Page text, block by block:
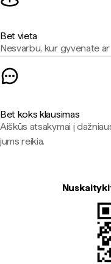
Bet vieta
Nesvarbu, kur gyvenate
Bet koks klausimas
Aiškūs atsakymai į
jums reikia.